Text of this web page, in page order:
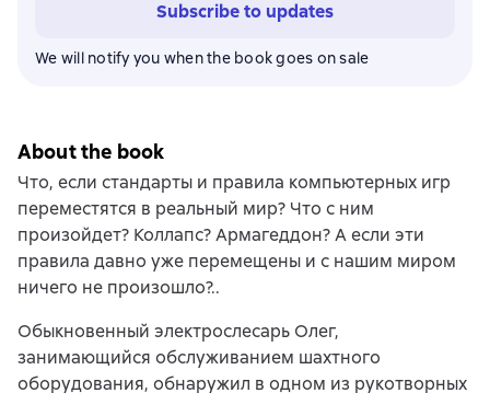
Subscribe to updates
We will notify you when the book goes on sale
About the book
Что, если стандарты и правила компьютерных игр
переместятся в реальный мир? Что с ним
произойдет? Коллапс? Армагеддон? А если эти
правила давно уже перемещены и с нашим миром
ничего не произошло?..
Обыкновенный электрослесарь Олег,
занимающийся обслуживанием шахтного
оборудования, обнаружил в одном из рукотворных